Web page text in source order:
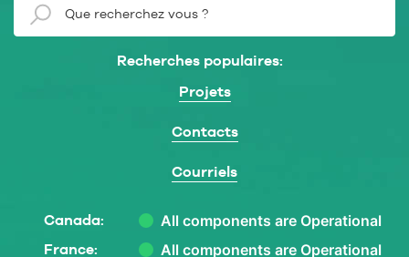
Recherches populaires:
Projets
Contacts
Courriels
Canada:
France: